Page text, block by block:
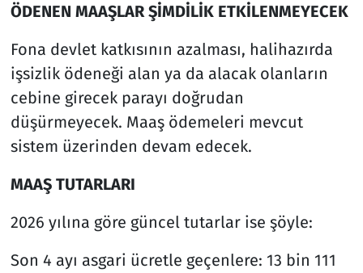
ÖDENEN MAAŞLAR ŞİMDİLİK ETKİLENMEYECEK
Fona devlet katkısının azalması, halihazırda
işsizlik ödeneği alan ya da alacak olanların
cebine girecek parayı doğrudan
düşürmeyecek. Maaş ödemeleri mevcut
sistem üzerinden devam edecek.
MAAŞ TUTARLARI
2026 yılına göre güncel tutarlar ise şöyle:
Son 4 ayı asgari ücretle geçenlere: 13 bin 111